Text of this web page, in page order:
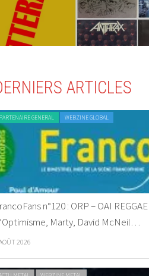
ARTICLES
GENERAL WEBZINE GLOBAL
n°120 : ORP – OAI
Marty, David McNeil…
2026